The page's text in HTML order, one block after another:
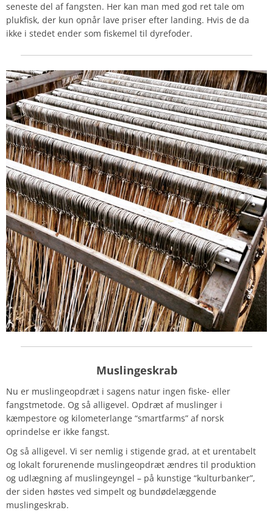
seneste del af fangsten. Her kan man med god ret tale om
plukfisk, der kun opnår lave priser efter landing. Hvis de da
ikke i stedet ender som fiskemel til dyrefoder.
Muslingeskrab
Nu er muslingeopdræt i sagens natur ingen fiske- eller
fangstmetode. Og så alligevel. Opdræt af muslinger i
kæmpestore og kilometerlange “smartfarms” af norsk
oprindelse er ikke fangst.
Og så alligevel. Vi ser nemlig i stigende grad, at et urentabelt
og lokalt forurenende muslingeopdræt ændres til produktion
og udlægning af muslingeyngel – på kunstige “kulturbanker”,
der siden høstes ved simpelt og bundødelæggende
muslingeskrab.